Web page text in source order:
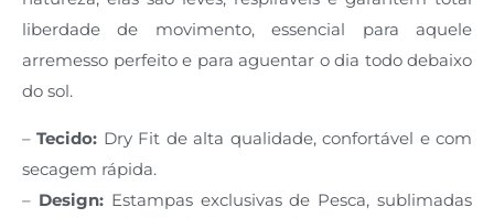
liberdade de movimento, essencial para aquele
arremesso perfeito e para aguentar o dia todo debaixo
do sol.
–Tecido: Dry Fit de alta qualidade, confortável e com
secagem rápida.
– Design:Estampas exclusivas de Pesca, sublimadas